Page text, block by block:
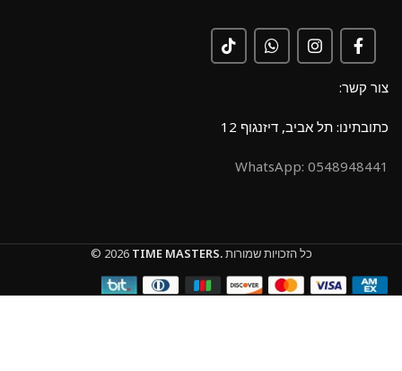
צור קשר:
כתובתינו: תל אביב, דיזנגוף 12
0548948441 :WhatsApp
© 2026 TIME MASTERS.כל הזכויות שמורות